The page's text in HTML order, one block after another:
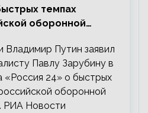
темпах
оборонной
Владимир Путин заявил
Павлу Зарубину в
«Россия 24» о быстрых
оборонной
РИА Новости